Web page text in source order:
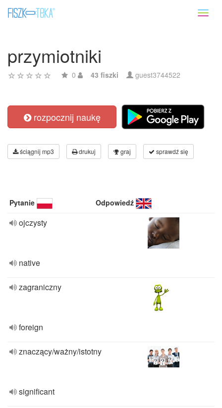
przymiotniki
0 43 fiszki guest3744522
rozpocznij naukę
ściągnij mp3 drukuj graj sprawdź się
Pytanie Odpowiedź
ojczysty
native
zagraniczny
foreign
znaczący/ważny/istotny
significant